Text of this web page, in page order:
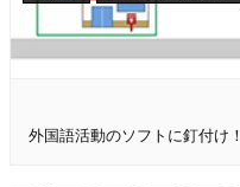
外国語活動のソフトに釘付け！